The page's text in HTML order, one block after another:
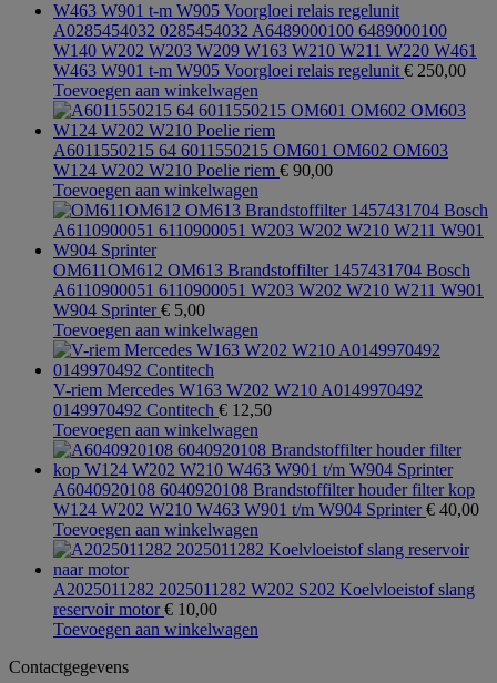
A0285454032 0285454032 A6489000100 6489000100
W140 W202 W203 W209 W163 W210 W211 W220 W461
W463 W901 t-m W905 Voorgloei relais regelunit € 250,00
Toevoegen aan winkelwagen
A6011550215 64 6011550215 OM601 OM602 OM603
W124 W202 W210 Poelie riem € 90,00
Toevoegen aan winkelwagen
OM611OM612 OM613 Brandstoffilter 1457431704 Bosch
A6110900051 6110900051 W203 W202 W210 W211 W901
W904 Sprinter€ 5,00
Toevoegen aan winkelwagen
V-riem Mercedes W163 W202 W210 A0149970492
0149970492 Contitech € 12,50
Toevoegen aan winkelwagen
A6040920108 6040920108 Brandstoffilter houder filter kop
W124 W202 W210 W463 W901 t/m W904 Sprinter€ 40,00
Toevoegen aan winkelwagen
A2025011282 2025011282 W202 S202 Koelvloeistof slang
reservoir motor€ 10,00
Toevoegen aan winkelwagen
Contactgegevens